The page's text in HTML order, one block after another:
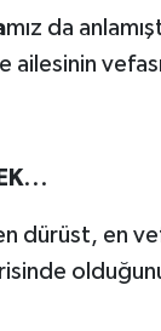
mız da
ailesinin
...
dürüst, en